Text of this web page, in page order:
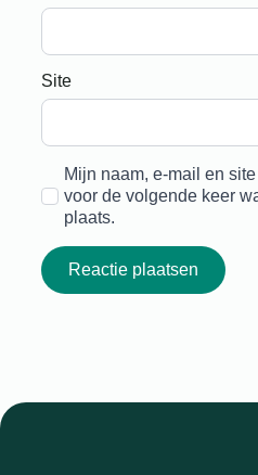
Site
Mijn naam, e-mail en
voor de volgende keer
plaats.